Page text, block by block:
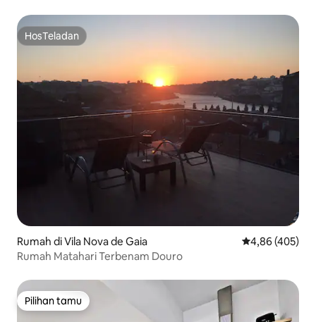
HosTeladan
HosTeladan
Rumah di Vila Nova de Gaia Nilai rata-rata
4,86 (405)
Rumah Matahari Terbenam Douro
Pilihan tamu
Pilihan tamu